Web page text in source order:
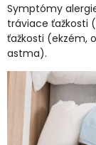
Symptómy
tráviace ťažkosti
ťažkosti (ekzém,
astma).